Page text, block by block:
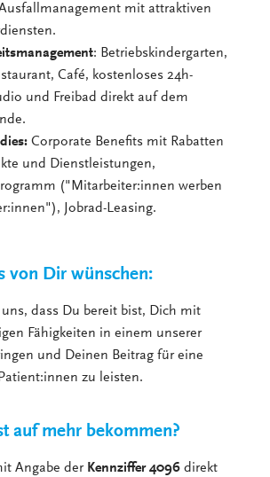
mit attraktiven
: Betriebskindergarten,
Café, kostenloses 24h-
und Freibad direkt auf dem
Corporate Benefits mit Rabatten
und Dienstleistungen,
("Mitarbeiter:innen werben
Jobrad-Leasing.
von Dir wünschen:
dass Du bereit bist, Dich mit
Fähigkeiten in einem unserer
und Deinen Beitrag für eine
zu leisten.
auf mehr bekommen?
Angabe der Kennziffer 4096 direkt